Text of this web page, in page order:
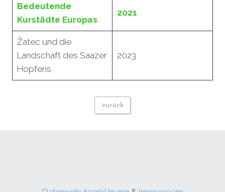
Bedeutende
Kurstädte Europas
2021
Žatec und die
Landschaft des Saazer
Hopfens
2023
zurück